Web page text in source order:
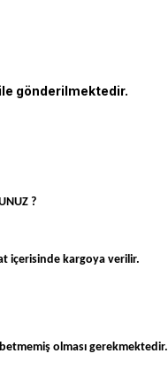
gönderilmektedir.
?
içerisinde kargoya verilir.
olması gerekmektedir.